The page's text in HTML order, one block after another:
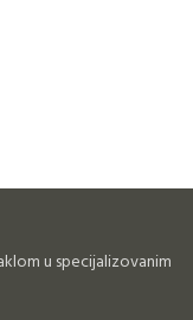
u specijalizovanim